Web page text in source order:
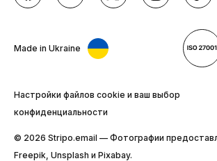
Made in Ukraine
Настройки файлов cookie и ваш выбор
конфиденциальности
© 2026 Stripо.email — Фотографии
Freepik, Unsplash и Pixabay.